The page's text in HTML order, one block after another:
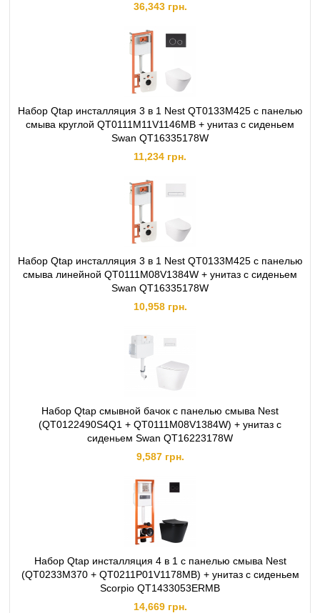
36,343 грн.
Набор Qtap инсталляция 3 в 1 Nest QT0133M425 с панелью
смыва круглой QT0111M11V1146MB + унитаз с сиденьем
Swan QT16335178W
11,234 грн.
Набор Qtap инсталляция 3 в 1 Nest QT0133M425 с панелью
смыва линейной QT0111M08V1384W + унитаз с сиденьем
Swan QT16335178W
10,958 грн.
Набор Qtap смывной бачок с панелью смыва Nest
(QT0122490S4Q1 + QT0111M08V1384W) + унитаз с
сиденьем Swan QT16223178W
9,587 грн.
Набор Qtap инсталляция 4 в 1 с панелью смыва Nest
(QT0233M370 + QT0211P01V1178MB) + унитаз с сиденьем
Scorpio QT1433053ERMB
14,669 грн.